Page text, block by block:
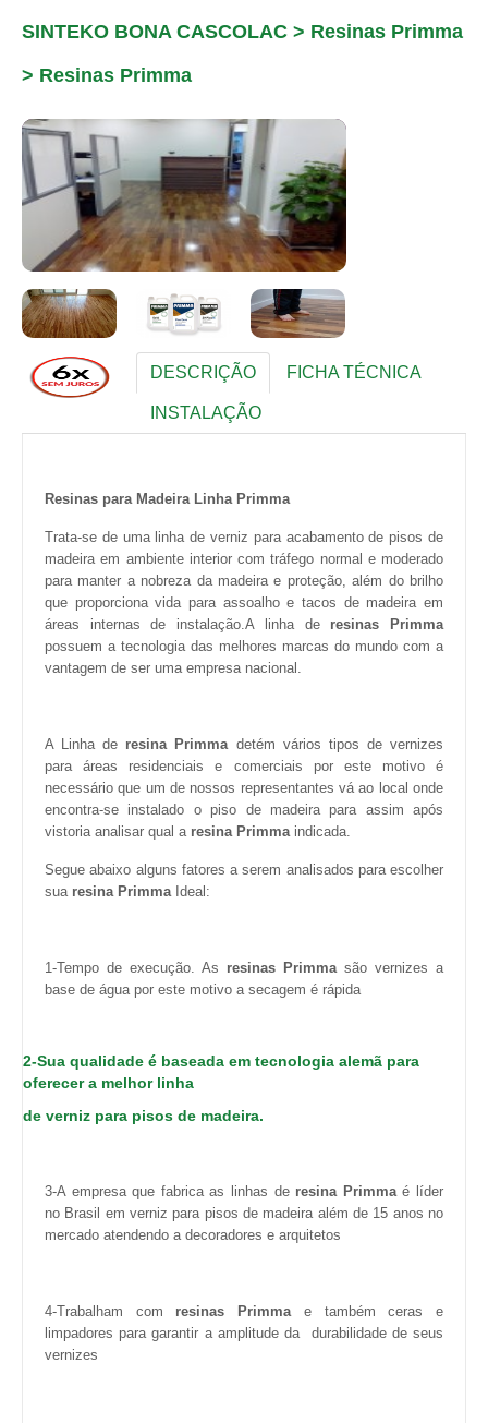
SINTEKO BONA CASCOLAC > Resinas Primma
> Resinas Primma
DESCRIÇÃO FICHA TÉCNICA
INSTALAÇÃO
Resinas para Madeira Linha Primma
Trata-se de uma linha de verniz para acabamento de pisos de
madeira em ambiente interior com tráfego normal e moderado
para manter a nobreza da madeira e proteção, além do brilho
que proporciona vida para assoalho e tacos de madeira em
áreas internas de instalação.A linha de resinas Primma
possuem a tecnologia das melhores marcas do mundo com a
vantagem de ser uma empresa nacional.
A Linha de resina Primmadetém vários tipos de vernizes
para áreas residenciais e comerciais por este motivo é
necessário que um de nossos representantes vá ao local onde
encontra-se instalado o piso de madeira para assim após
vistoria analisar qual a resina Primmaindicada.
Segue abaixo alguns fatores a serem analisados para escolher
sua resina PrimmaIdeal:
1-Tempo de execução. As resinas Primmasão vernizes a
base de água por este motivo a secagem é rápida
2-Sua qualidade é baseada em tecnologia alemã para
oferecer a melhor linha
de verniz para pisos de madeira.
3-A empresa que fabrica as linhas de resina Primmaé líder
no Brasil em verniz para pisos de madeira além de 15 anos no
mercado atendendo a decoradores e arquitetos
4-Trabalham com resinas Primmae também ceras e
limpadores para garantir a amplitude da durabilidade de seus
vernizes